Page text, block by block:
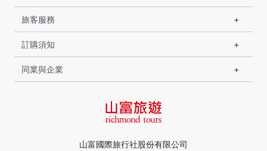
山富國際旅行社股份有限公司
旅客服務
訂購須知
同業與企業